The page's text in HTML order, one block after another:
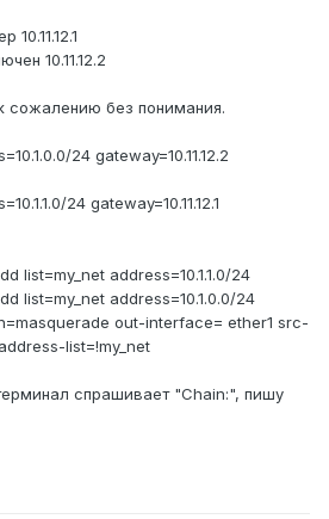
10.11.12.2
без понимания.
24 gateway=10.11.12.2
24 gateway=10.11.12.1
list=my_net address=10.1.1.0/24
list=my_net address=10.1.0.0/24
out-interface= ether1 src-
list=!my_net
спрашивает "Chain:", пишу